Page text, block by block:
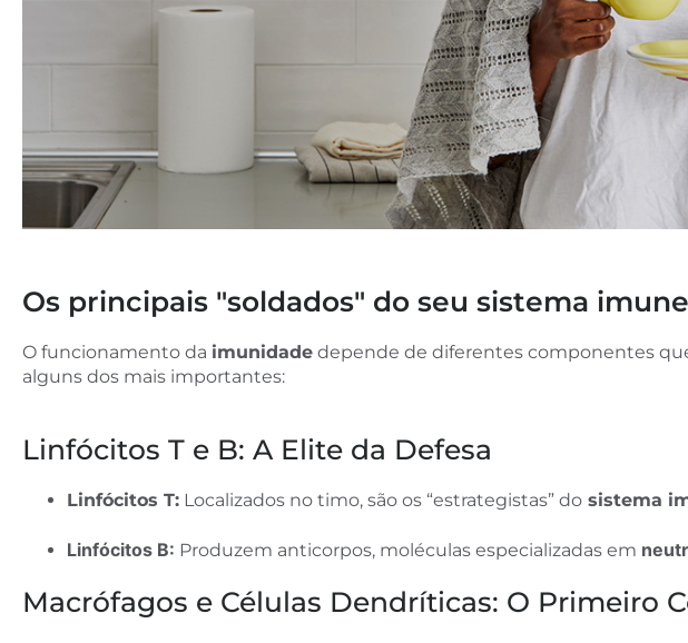
Os principais "soldados" do seu sistema imune
O funcionamento da imunidade depende de diferentes componentes
alguns dos mais importantes:
Linfócitos T e B: A Elite da Defesa
Linfócitos T: Localizados no timo, são os “estrategistas” do sistema
Linfócitos B: Produzem anticorpos, moléculas especializadas em
Macrófagos e Células Dendríticas: O Primeiro